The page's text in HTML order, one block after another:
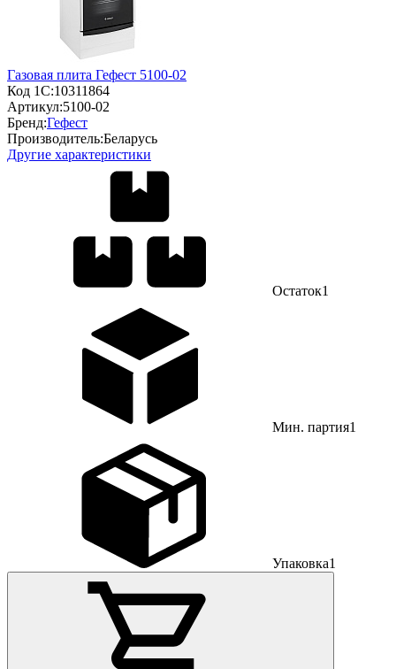
Газовая плита Гефест 5100-02
Код 1С:10311864
Артикул:5100-02
Бренд:Гефест
Производитель:Беларусь
Другие характеристики
Остаток1
Мин. партия1
Упаковка1